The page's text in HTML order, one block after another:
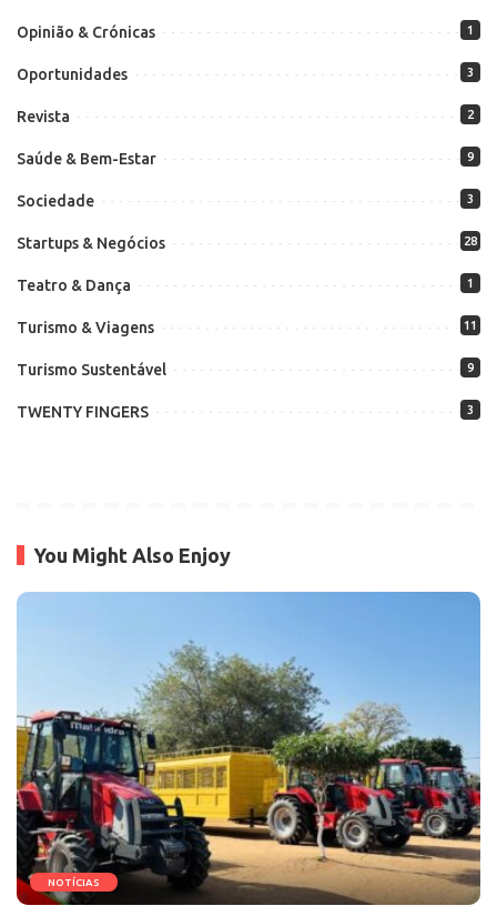
Opinião & Crónicas 1
Oportunidades 3
Revista 2
Saúde & Bem-Estar 9
Sociedade 3
Startups & Negócios 28
Teatro & Dança 1
Turismo & Viagens 11
Turismo Sustentável 9
TWENTY FINGERS 3
You Might Also Enjoy
NOTÍCIAS